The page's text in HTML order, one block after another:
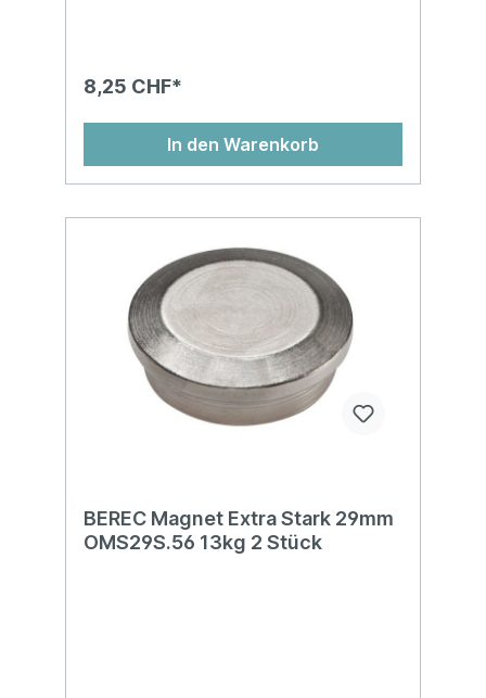
8,25 CHF*
In den Warenkorb
BEREC Magnet Extra Stark 29mm
OMS29S.56 13kg 2 Stück